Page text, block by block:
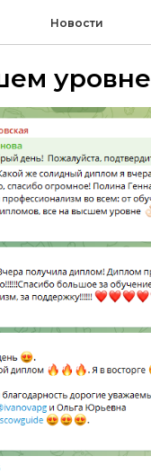
Новости
уровне